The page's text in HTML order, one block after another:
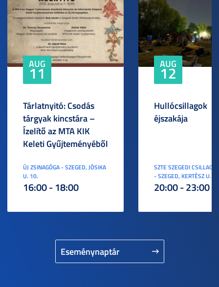
Eseménynaptár
AUG
11
Tárlatnyitó: Csodás
tárgyak kincstára –
Ízelítő az MTA KIK
Keleti Gyűjteményéből
ÚJ ZSINAGÓGA - SZEGED, JÓSIKA
U. 10.
16:00 - 18:00
AUG
12
Hullócsillagok
éjszakája
SZTE SZEGEDI
- SZEGED, KERTÉSZ U. 3.
20:00 - 23:00